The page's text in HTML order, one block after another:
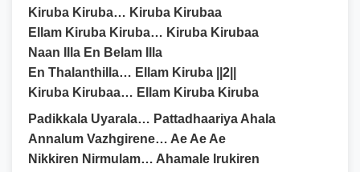
Kiruba Kiruba… Kiruba Kirubaa
Ellam Kiruba Kiruba… Kiruba Kirubaa
Naan Illa En Belam Illa
En Thalanthilla… Ellam Kiruba ||2||
Kiruba Kirubaa… Ellam Kiruba Kiruba
Padikkala Uyarala… Pattadhaariya Ahala
Annalum Vazhgirene… Ae Ae Ae
Nikkiren Nirmulam… Ahamale Irukiren